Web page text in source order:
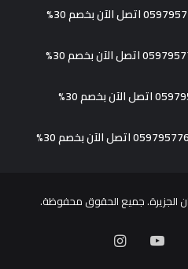
يوتيوبانستقرام